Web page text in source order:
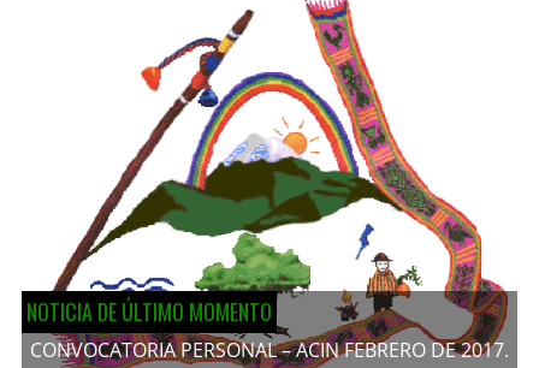
NOTICIA DE ÚLTIMO MOMENTO
CONVOCATORIA PERSONAL – ACIN FEBRERO DE 2017.